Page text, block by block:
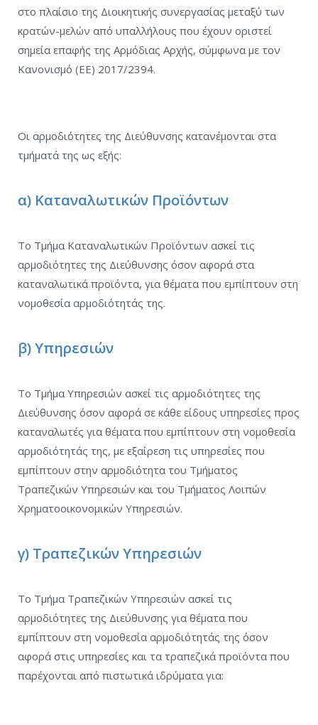
στο πλαίσιο της Διοικητικής συνεργασίας μεταξύ των
κρατών-μελών από υπαλλήλους που έχουν οριστεί
σημεία επαφής της Αρμόδιας Αρχής, σύμφωνα με τον
Κανονισμό (ΕΕ) 2017/2394.
Οι αρμοδιότητες της Διεύθυνσης κατανέμονται στα
τμήματά της ως εξής:
α) Καταναλωτικών Προϊόντων
Το Τμήμα Καταναλωτικών Προϊόντων ασκεί τις
αρμοδιότητες της Διεύθυνσης όσον αφορά στα
καταναλωτικά προϊόντα, για θέματα που εμπίπτουν στη
νομοθεσία αρμοδιότητάς της.
β) Υπηρεσιών
Το Τμήμα Υπηρεσιών ασκεί τις αρμοδιότητες της
Διεύθυνσης όσον αφορά σε κάθε είδους υπηρεσίες προς
καταναλωτές για θέματα που εμπίπτουν στη νομοθεσία
αρμοδιότητάς της, με εξαίρεση τις υπηρεσίες που
εμπίπτουν στην αρμοδιότητα του Τμήματος
Τραπεζικών Υπηρεσιών και του Τμήματος Λοιπών
Χρηματοοικονομικών Υπηρεσιών.
γ) Τραπεζικών Υπηρεσιών
Το Τμήμα Τραπεζικών Υπηρεσιών ασκεί τις
αρμοδιότητες της Διεύθυνσης για θέματα που
εμπίπτουν στη νομοθεσία αρμοδιότητάς της όσον
αφορά στις υπηρεσίες και τα τραπεζικά προϊόντα που
παρέχονται από πιστωτικά ιδρύματα για: